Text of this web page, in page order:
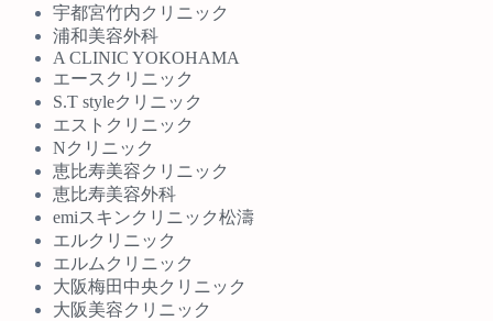
宇都宮竹内クリニック
浦和美容外科
A CLINIC YOKOHAMA
エースクリニック
S.T styleクリニック
エストクリニック
Nクリニック
恵比寿美容クリニック
恵比寿美容外科
emiスキンクリニック松濤
エルクリニック
エルムクリニック
大阪梅田中央クリニック
大阪美容クリニック